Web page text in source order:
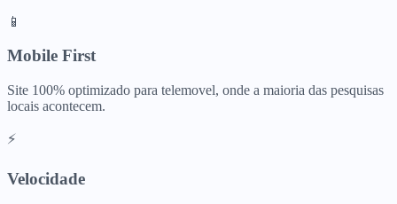
📱
Mobile First
Site 100% optimizado para telemovel, onde a maioria das pesquisas
locais acontecem.
⚡
Velocidade